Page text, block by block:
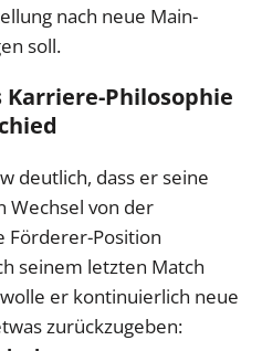
nach neue Main-
soll.
Karriere-Philosophie
deutlich, dass er seine
Wechsel von der
Förderer-Position
seinem letzten Match
er kontinuierlich neue
zurückzugeben: